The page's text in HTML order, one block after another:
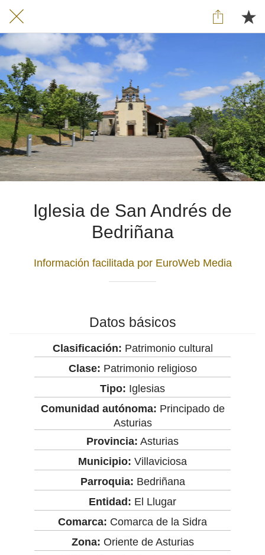
Iglesia de San Andrés de
Bedriñana
Información facilitada por EuroWeb Media
Datos básicos
Clasificación: Patrimonio cultural
Clase: Patrimonio religioso
Tipo: Iglesias
Comunidad autónoma: Principado de
Asturias
Provincia: Asturias
Municipio: Villaviciosa
Parroquia: Bedriñana
Entidad: El Llugar
Comarca: Comarca de la Sidra
Zona: Oriente de Asturias